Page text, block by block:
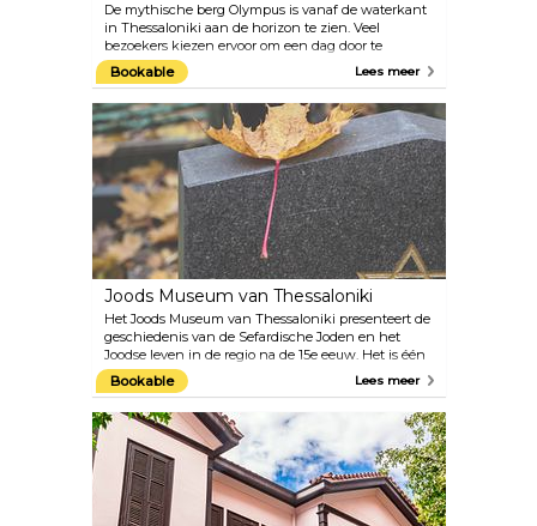
De mythische berg Olympus is vanaf de waterkant
in Thessaloniki aan de horizon te zien. Veel
bezoekers kiezen ervoor om een dag door te
brengen op een reis naar het oude Dion en de berg
Olympus. Je ziet het archeologische park Dion met
stadsruïnes uit de 6e eeuw voor Christus en de
belangrijkste plek in de Griekse mythologie zelf. Als
je een wandeling wilt maken, zijn er gidsen die je
meenemen langs de Enipeas-kloof aan de voet van
de berg Olympus met spectaculaire watervallen,
talloze inheemse soorten en
picknickmogelijkheden.
Bookable Lees meer
Joods Museum van Thessaloniki
Het Joods Museum van Thessaloniki presenteert de
geschiedenis van de Sefardische Joden en het
Joodse leven in de regio na de 15e eeuw. Het is één
van de zeldzame Joodse gebouwen die de brand
van 1917 hebben overleefd. Het museum is
onderverdeeld in verschillende secties, waar je de
fototentoonstelling “Thessaloniki, Sefardische
metropool” kunt zien, religieuze voorwerpen en
memorabilia kunt waarderen en grafstenen van de
oude Joodse begraafplaats van Thessaloniki kunt
bekijken. Er is ook een deel gewijd aan de
Holocaust in Thessaloniki.
Bookable Lees meer